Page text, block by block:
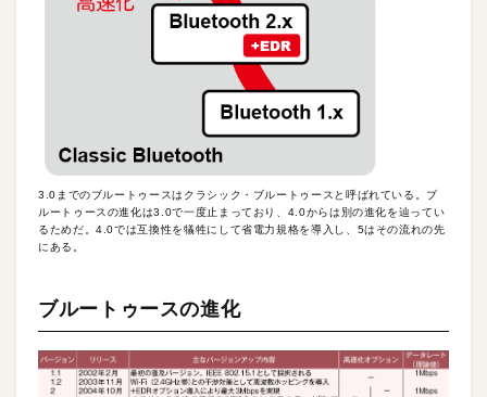
3.0までのブルートゥースはクラシック・ブルートゥースと呼ばれている。ブ
ルートゥースの進化は3.0で一度止まっており、4.0からは別の進化を辿ってい
るためだ。4.0では互換性を犠牲にして省電力規格を導入し、5はその流れの先
にある。
ブルートゥースの進化